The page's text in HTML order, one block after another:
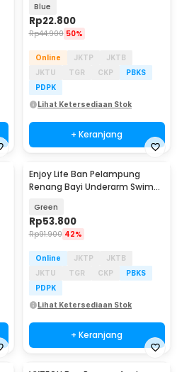
V05
Blue
Rp22.800
Rp44.900 50%
Online JKTP
JKTB
JKTU
TGR CKP
PBKS
PDPK
Lihat Ketersediaan Stok
+ Keranjang
Enjoy Life Ban Pelampung
Renang Bayi Underarm Swim
Green
Rp53.800
Rp91.900 42%
Online JKTP
JKTB
JKTU
TGR CKP
PBKS
PDPK
Lihat Ketersediaan Stok
+ Keranjang